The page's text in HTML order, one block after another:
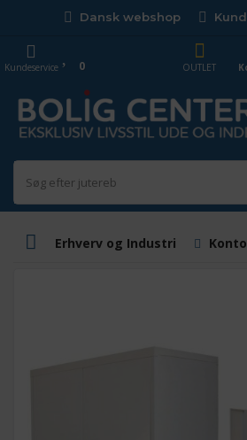
Dansk webshop
OUTLET
Kundeservice 0
Erhverv og Industri